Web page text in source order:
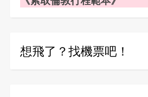
想飛了？找機票吧！